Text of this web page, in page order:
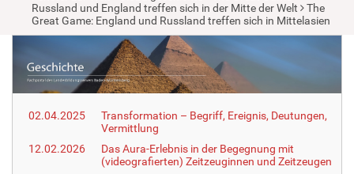
a
r
e
r
e
:
Russland und England treffen sich in der Mitte der Welt
The
Great Game: England und Russland treffen sich in Mittelasien
02.04.2025
Transformation – Begriff, Ereignis, Deutungen,
Vermittlung
12.02.2026
Das Aura-Erlebnis in der Begegnung mit
(videografierten) Zeitzeuginnen und Zeitzeugen